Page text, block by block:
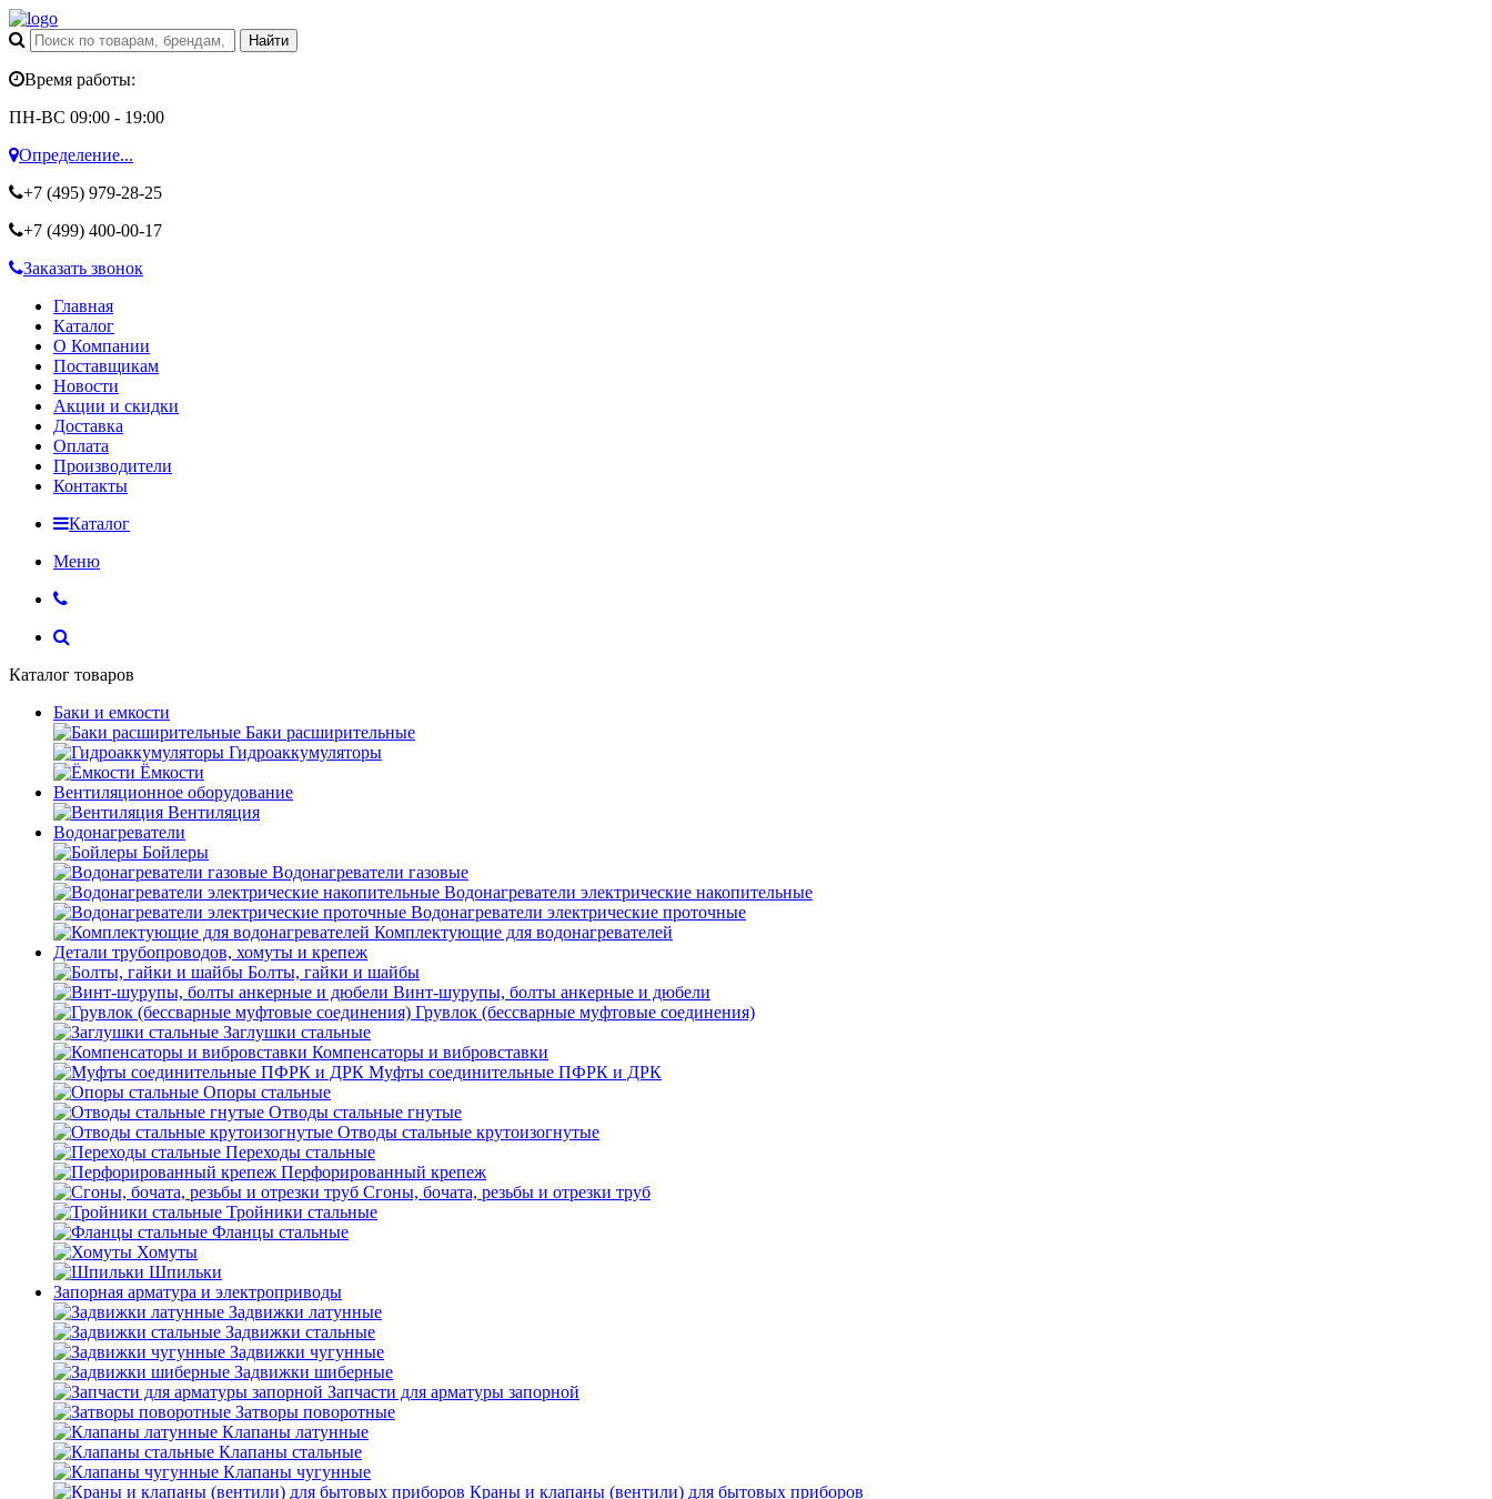
Время работы:
ПН-ВС 09:00 - 19:00
Определение...
+7 (495) 979-28-25
+7 (499) 400-00-17
Заказать звонок
Главная
Каталог
О Компании
Поставщикам
Новости
Акции и скидки
Доставка
Оплата
Производители
Контакты
Каталог
Меню
Каталог товаров
Баки и емкости
Баки расширительные
Гидроаккумуляторы
Ёмкости
Вентиляционное оборудование
Вентиляция
Водонагреватели
Бойлеры
Водонагреватели газовые
Водонагреватели электрические накопительные
Водонагреватели электрические проточные
Комплектующие для водонагревателей
Детали трубопроводов, хомуты и крепеж
Болты, гайки и шайбы
Винт-шурупы, болты анкерные и дюбели
Грувлок (бессварные муфтовые соединения)
Заглушки стальные
Компенсаторы и вибровставки
Муфты соединительные ПФРК и ДРК
Опоры стальные
Отводы стальные гнутые
Отводы стальные крутоизогнутые
Переходы стальные
Перфорированный крепеж
Сгоны, бочата, резьбы и отрезки труб
Тройники стальные
Фланцы стальные
Хомуты
Шпильки
Запорная арматура и электроприводы
Задвижки латунные
Задвижки стальные
Задвижки чугунные
Задвижки шиберные
Запчасти для арматуры запорной
Затворы поворотные
Клапаны латунные
Клапаны стальные
Клапаны чугунные
Краны и клапаны (вентили) для бытовых приборов